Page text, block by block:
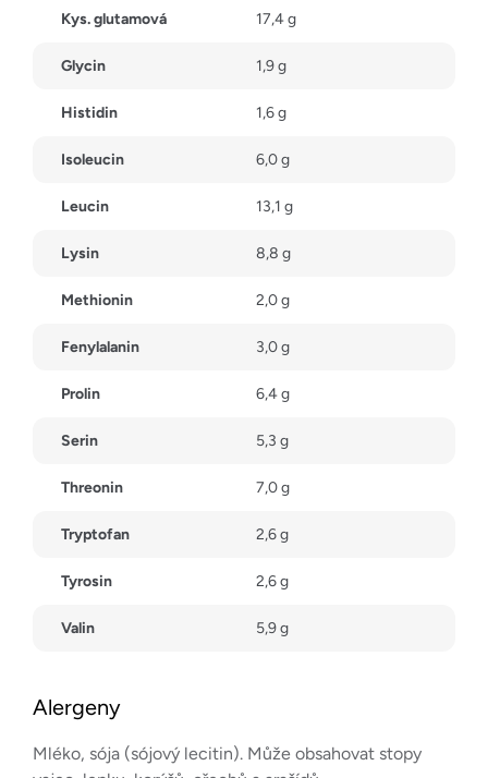
Kys. glutamová 17,4 g
Glycin 1,9 g
Histidin 1,6 g
Isoleucin 6,0 g
Leucin 13,1 g
Lysin 8,8 g
Methionin 2,0 g
Fenylalanin 3,0 g
Prolin 6,4 g
Serin 5,3 g
Threonin 7,0 g
Tryptofan 2,6 g
Tyrosin 2,6 g
Valin 5,9 g
Alergeny
Mléko, sója (sójový lecitin). Může obsahovat stopy